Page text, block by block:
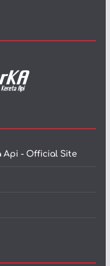
Api - Official Site